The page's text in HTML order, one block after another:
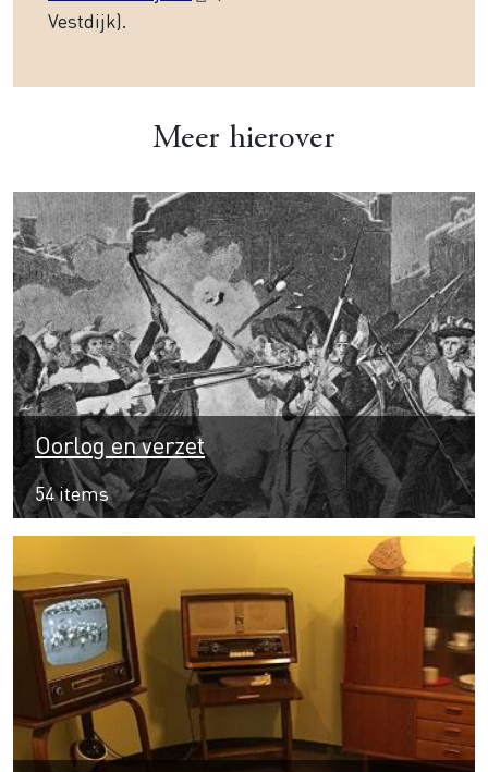
Vestdijk).
Meer hierover
Oorlog en verzet
54 items